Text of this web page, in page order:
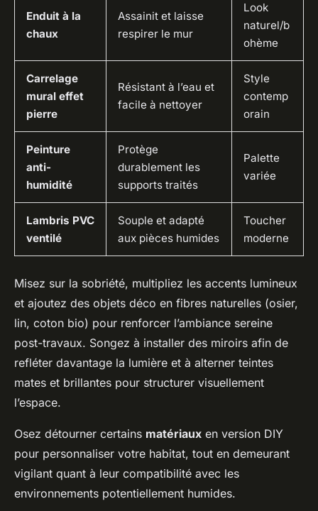
Enduit à la
chaux
Assainit et laisse
respirer le mur
Look
naturel/b
ohème
Carrelage
mural effet
pierre
Résistant à l’eau et
facile à nettoyer
Style
contemp
orain
Peinture
anti-
humidité
Protège
durablement les
supports traités
Palette
variée
Lambris PVC
ventilé
Souple et adapté
aux pièces humides
Toucher
moderne
Misez sur la sobriété, multipliez les accents lumineux
et ajoutez des objets déco en fibres naturelles (osier,
lin, coton bio) pour renforcer l’ambiance sereine
post-travaux. Songez à installer des miroirs afin de
refléter davantage la lumière et à alterner teintes
mates et brillantes pour structurer visuellement
l’espace.
Osez détourner certains matériaux en version DIY
pour personnaliser votre habitat, tout en demeurant
vigilant quant à leur compatibilité avec les
environnements potentiellement humides.